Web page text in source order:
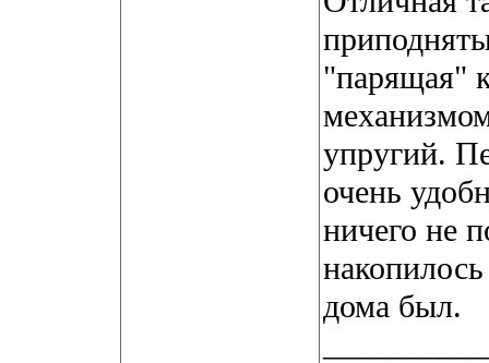
"парящая"
упругий.
очень
ничего не
дома был.